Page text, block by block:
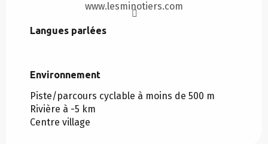
www.lesminotiers.com
Langues parlées
Langues parlées
Environnement
Environnement
Piste/parcours cyclable à moins de 500 m
Rivière à -5 km
Centre village